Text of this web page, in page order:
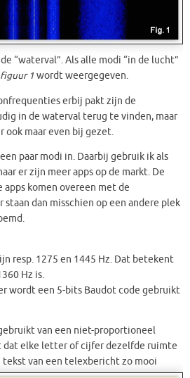
“waterval”. Als alle modi “in de lucht”
figuur 1 wordt weergegeven.
erbij pakt zijn de
in de waterval terug te vinden, maar
ook maar even bij gezet.
paar modi in. Daarbij gebruik ik als
er zijn meer apps op de markt. De
komen overeen met de
dan misschien op een andere plek
resp. 1275 en 1445 Hz. Dat betekent
Hz is.
wordt een 5-bits Baudot code gebruikt
van een niet-proportioneel
elke letter of cijfer dezelfde ruimte
tekst van een telexbericht zo mooi